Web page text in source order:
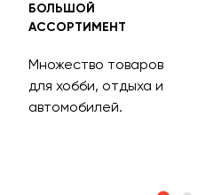
БОЛЬШОЙ
АССОРТИМЕНТ
Множество товаров
для хобби, отдыха и
автомобилей.